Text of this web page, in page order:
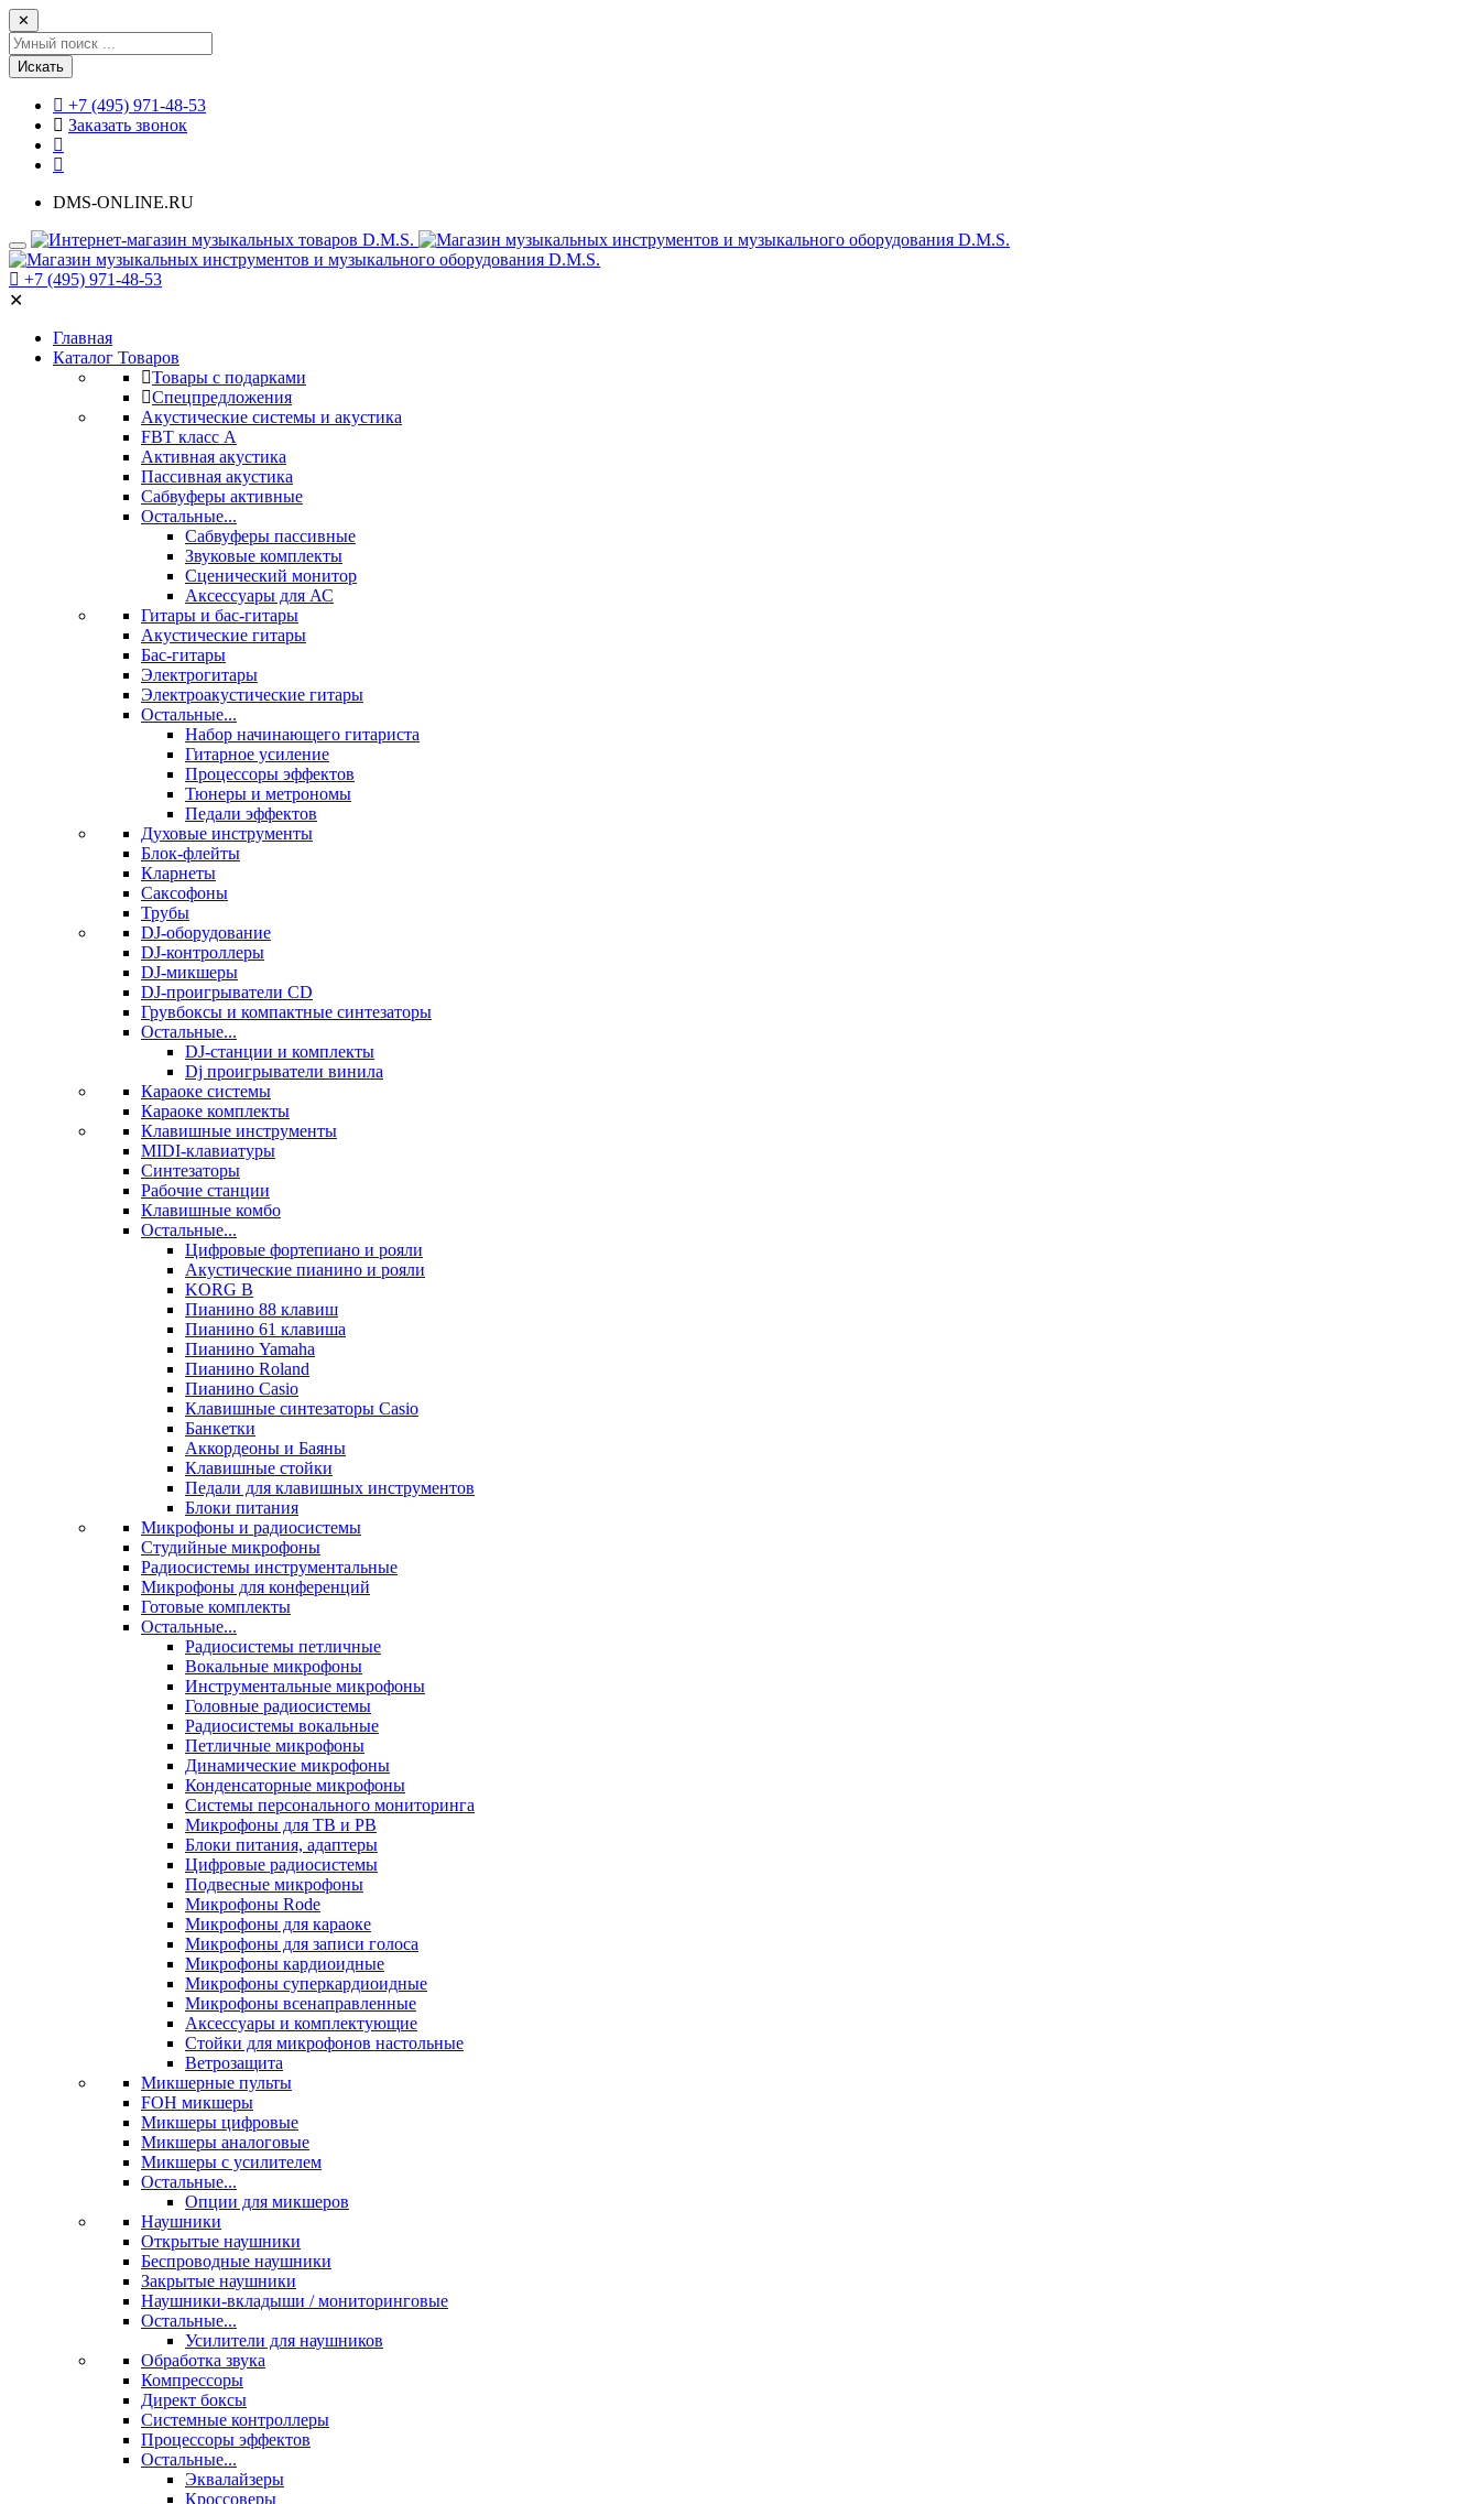
✕
Искать
+7 (495) 971-48-53
Заказать звонок
DMS-ONLINE.RU
+7 (495) 971-48-53
✕
Главная
Каталог Товаров
Товары с подарками
Спецпредложения
Акустические системы и акустика
FBT класс А
Активная акустика
Пассивная акустика
Сабвуферы активные
Остальные...
Сабвуферы пассивные
Звуковые комплекты
Сценический монитор
Аксессуары для АС
Гитары и бас-гитары
Акустические гитары
Бас-гитары
Электрогитары
Электроакустические гитары
Остальные...
Набор начинающего гитариста
Гитарное усиление
Процессоры эффектов
Тюнеры и метрономы
Педали эффектов
Духовые инструменты
Блок-флейты
Кларнеты
Саксофоны
Трубы
DJ-оборудование
DJ-контроллеры
DJ-микшеры
DJ-проигрыватели CD
Грувбоксы и компактные синтезаторы
Остальные...
DJ-станции и комплекты
Dj проигрыватели винила
Караоке системы
Караоке комплекты
Клавишные инструменты
MIDI-клавиатуры
Синтезаторы
Рабочие станции
Клавишные комбо
Остальные...
Цифровые фортепиано и рояли
Акустические пианино и рояли
KORG B
Пианино 88 клавиш
Пианино 61 клавиша
Пианино Yamaha
Пианино Roland
Пианино Casio
Клавишные синтезаторы Casio
Банкетки
Аккордеоны и Баяны
Клавишные стойки
Педали для клавишных инструментов
Блоки питания
Микрофоны и радиосистемы
Студийные микрофоны
Радиосистемы инструментальные
Микрофоны для конференций
Готовые комплекты
Остальные...
Радиосистемы петличные
Вокальные микрофоны
Инструментальные микрофоны
Головные радиосистемы
Радиосистемы вокальные
Петличные микрофоны
Динамические микрофоны
Конденсаторные микрофоны
Системы персонального мониторинга
Микрофоны для ТВ и РВ
Блоки питания, адаптеры
Цифровые радиосистемы
Подвесные микрофоны
Микрофоны Rode
Микрофоны для караоке
Микрофоны для записи голоса
Микрофоны кардиоидные
Микрофоны суперкардиоидные
Микрофоны всенаправленные
Аксессуары и комплектующие
Стойки для микрофонов настольные
Ветрозащита
Микшерные пульты
FOH микшеры
Микшеры цифровые
Микшеры аналоговые
Микшеры с усилителем
Остальные...
Опции для микшеров
Наушники
Открытые наушники
Беспроводные наушники
Закрытые наушники
Наушники-вкладыши / мониторинговые
Остальные...
Усилители для наушников
Обработка звука
Компрессоры
Директ боксы
Системные контроллеры
Процессоры эффектов
Остальные...
Эквалайзеры
Кроссоверы